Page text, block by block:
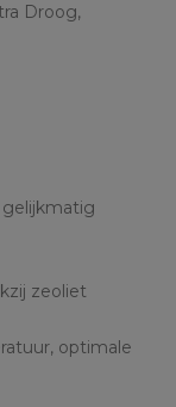
Droog,
zeoliet
optimale